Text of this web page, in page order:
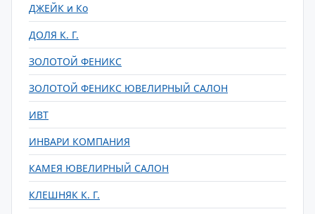
ДЖЕЙК и Ко
ДОЛЯ К. Г.
ЗОЛОТОЙ ФЕНИКС
ЗОЛОТОЙ ФЕНИКС ЮВЕЛИРНЫЙ САЛОН
ИВТ
ИНВАРИ КОМПАНИЯ
КАМЕЯ ЮВЕЛИРНЫЙ САЛОН
КЛЕШНЯК К. Г.